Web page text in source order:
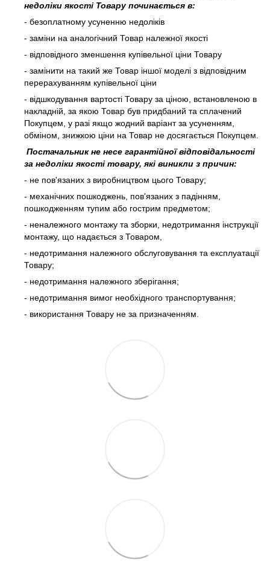
недоліки якості Товару починається в:
- безоплатному усуненню недоліків
- заміни на аналогічний Товар належної якості
- відповідного зменшення купівельної ціни Товару
- замінити на такий же Товар іншої моделі з відповідним
перерахуванням купівельної ціни
- відшкодування вартості Товару за ціною, встановленою в
накладній, за якою Товар був придбаний та сплачений
Покупцем, у разі якщо жодний варіант за усуненням,
обміном, знижкою ціни на Товар не досягається Покупцем.
Постачальник не несе гарантійної відповідальності
за недоліки якості товару, які виникли з причин:
- не пов'язаних з виробництвом цього Товару;
- механічних пошкоджень, пов'язаних з падінням,
пошкодженням тупим або гострим предметом;
- неналежного монтажу та зборки, недотримання інструкції
монтажу, що надається з Товаром,
- недотримання належного обслуговування та експлуатації
Товару;
- недотримання належного зберігання;
- недотримання вимог необхідного транспортування;
- використання Товару не за призначенням.